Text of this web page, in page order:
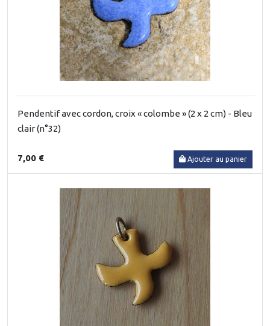
Pendentif avec cordon, croix « colombe » (2 x 2 cm) - Bleu
clair (n°32)
7,00 € Ajouter au panier